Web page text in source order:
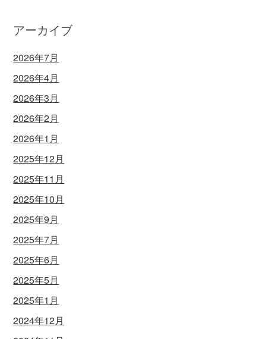
アーカイブ
2026年7月
2026年4月
2026年3月
2026年2月
2026年1月
2025年12月
2025年11月
2025年10月
2025年9月
2025年7月
2025年6月
2025年5月
2025年1月
2024年12月